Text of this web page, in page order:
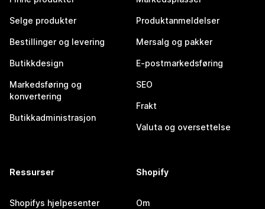
Selge produkter
Bestillinger og levering
Butikkdesign
Markedsføring og
konvertering
Butikkadministrasjon
Produktanmeldelser
Mersalg og pakker
E-postmarkedsføring
SEO
Frakt
Valuta og oversettelse
Ressurser
Shopifys hjelpesenter
Shopify
Om